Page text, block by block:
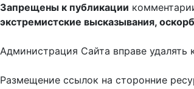
Запрещены к публикации
экстремистские высказывания,
Администрация Сайта вправе удалять
Размещение ссылок на сторонние